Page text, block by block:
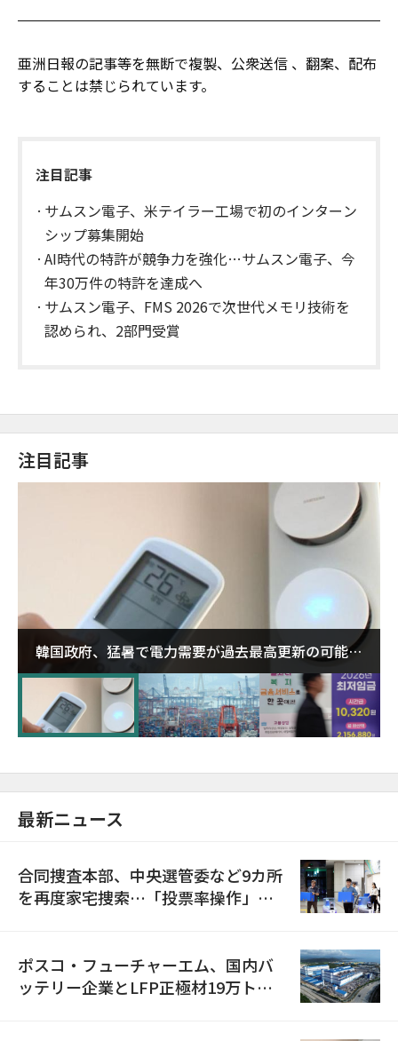
亜洲日報の記事等を無断で複製、公衆送信 、翻案、配布
することは禁じられています。
注目記事
サムスン電子、米テイラー工場で初のインターン
シップ募集開始
AI時代の特許が競争力を強化…サムスン電子、今
年30万件の特許を達成へ
サムスン電子、FMS 2026で次世代メモリ技術を
認められ、2部門受賞
注目記事
韓国政府、猛暑で電力需要が過去最高更新の可能性
に需給対応体制を点検
最新ニュース
合同捜査本部、中央選管委など9カ所
を再度家宅捜索…「投票率操作」の
ポスコ・フューチャーエム、国内バ
ッテリー企業とLFP正極材19万トン